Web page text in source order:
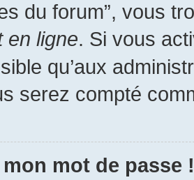
du forum”, vous
en ligne. Si vous
qu’aux
serez compté
mon mot de passe !